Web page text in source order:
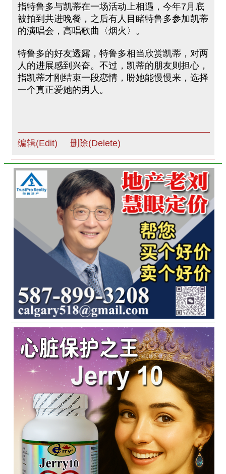
指特鲁多与凯蒂在一场活动上相遇，今年7月底
被拍到共进晚餐，之后有人目睹特鲁多参加凯蒂
的演唱会，高唱歌曲〈烟火〉。
特鲁多的好友透露，特鲁多相当欣赏凯蒂，对两
人的进展感到兴奋。不过，凯蒂的朋友则担心，
指凯蒂才刚结束一段恋情，盼她能慢慢来，选择
一个真正爱她的男人。
编辑(Edit) 删除(Delete)